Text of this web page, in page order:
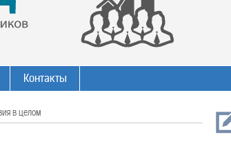
Контакты
в целом